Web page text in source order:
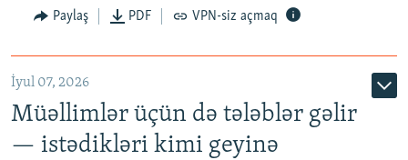
Paylaş PDF VPN-siz açmaq
İyul 07, 2026
Müəllimlər üçün də tələblər gəlir
— istədikləri kimi geyinə